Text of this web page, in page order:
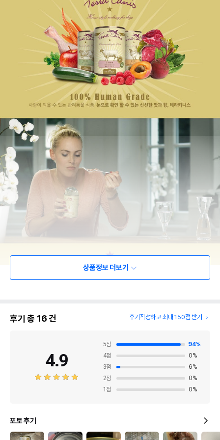
상품정보 더보기
후기 총 16건 후기작성하고 최대 150점 받기
4.9
5점 94%
4점 0%
3점 6%
2점 0%
1 점 0%
포토 후기